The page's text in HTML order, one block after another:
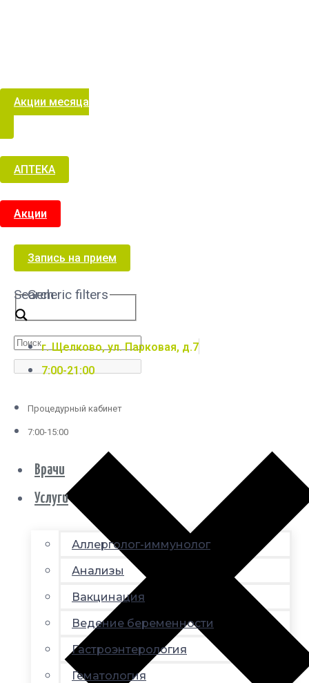
Акции месяца
АПТЕКА
Акции
Запись на прием
Search
Generic filters
г. Щелково, ул. Парковая, д.7
7:00-21:00
Процедурный кабинет
7:00-15:00
Врачи
Услуги
Аллерголог-иммунолог
Анализы
Вакцинация
Ведение беременности
Гастроэнтерология
Гематология